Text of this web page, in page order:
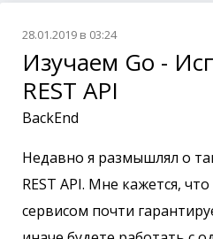
28.01.2019 в 03:24
Изучаем Go -
REST API
BackEnd
Недавно я размышлял о
REST API. Мне кажется, что
сервисом почти